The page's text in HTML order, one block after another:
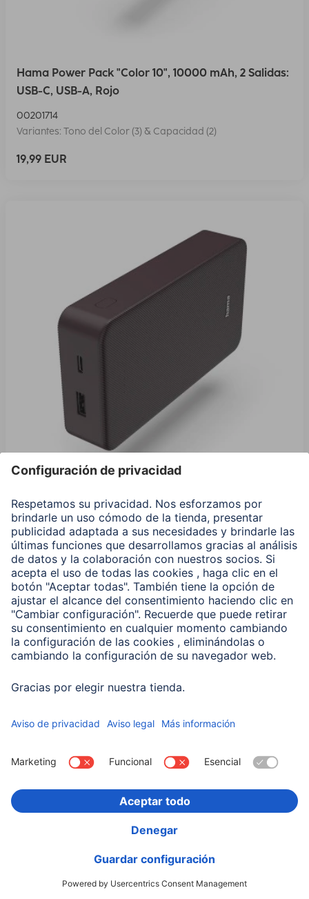
Hama Power Pack "Color 10", 10000 mAh, 2 Salidas:
USB-C, USB-A, Rojo
00201714
Variantes: Tono del Color (3) & Capacidad (2)
19,99 EUR
Hama Power Pack "Colour 20", 20000 mAh, 2
Salidas: USB-C, USB-A, Ciruela
00201715
Variantes: Tono del Color (3) & Capacidad (2)
29,99 EUR